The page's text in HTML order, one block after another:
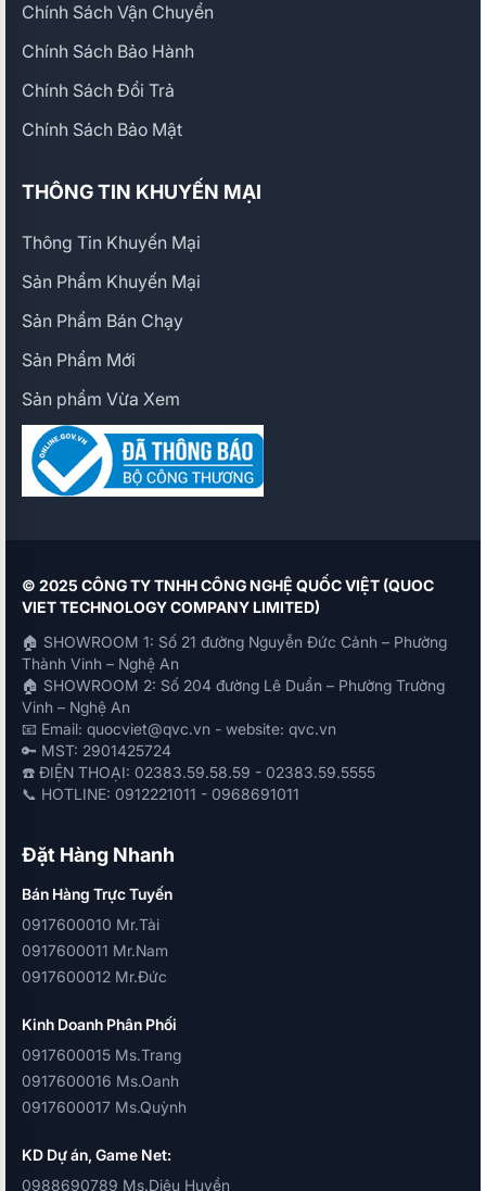
Chính Sách Vận Chuyển
Chính Sách Bảo Hành
Chính Sách Đổi Trả
Chính Sách Bảo Mật
THÔNG TIN KHUYẾN MẠI
Thông Tin Khuyến Mại
Sản Phẩm Khuyến Mại
Sản Phẩm Bán Chạy
Sản Phẩm Mới
Sản phẩm Vừa Xem
© 2025 CÔNG TY TNHH CÔNG NGHỆ QUỐC VIỆT (QUOC
VIET TECHNOLOGY COMPANY LIMITED)
🏠 SHOWROOM 1: Số 21 đường Nguyễn Đức Cảnh – Phường
Thành Vinh – Nghệ An
🏠 SHOWROOM 2: Số 204 đường Lê Duẩn – Phường Trường
Vinh – Nghệ An
📧 Email: quocviet@qvc.vn - website: qvc.vn
🔑 MST: 2901425724
☎️ ĐIỆN THOẠI: 02383.59.58.59 - 02383.59.5555
📞 HOTLINE: 0912221011 - 0968691011
Đặt Hàng Nhanh
Bán Hàng Trực Tuyến
0917600010 Mr.Tài
0917600011 Mr.Nam
0917600012 Mr.Đức
Kinh Doanh Phân Phối
0917600015 Ms.Trang
0917600016 Ms.Oanh
0917600017 Ms.Quỳnh
KD Dự án, Game Net:
0988690789 Ms.Diệu Huyền